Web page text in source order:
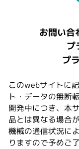
お問い合
プ
プ
このwebサイトに
ト・データの無断
開発中につき、本
品とは異なる場合
機械の通信状況に
りますので予めご